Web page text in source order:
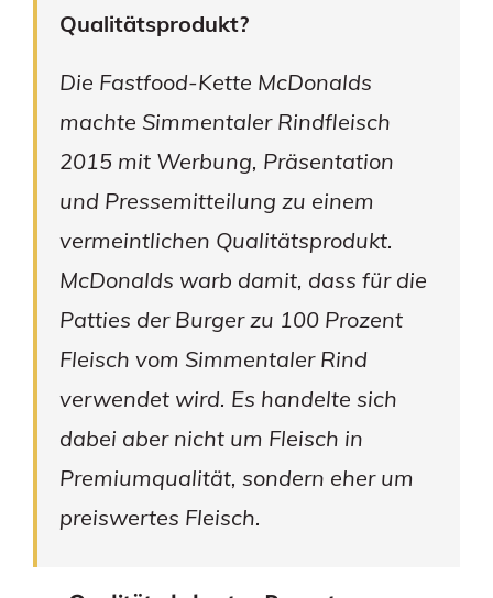
Qualitätsprodukt?
Die Fastfood-Kette McDonalds
machte Simmentaler Rindfleisch
2015 mit Werbung, Präsentation
und Pressemitteilung zu einem
vermeintlichen Qualitätsprodukt.
McDonalds warb damit, dass für die
Patties der Burger zu 100 Prozent
Fleisch vom Simmentaler Rind
verwendet wird. Es handelte sich
dabei aber nicht um Fleisch in
Premiumqualität, sondern eher um
preiswertes Fleisch.